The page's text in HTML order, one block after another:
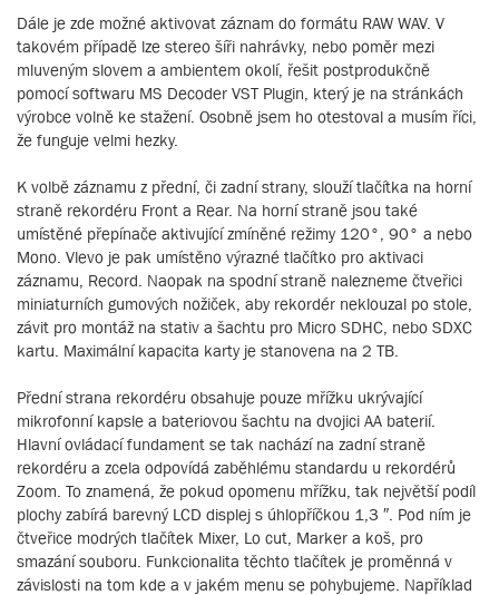
Dále je zde možné aktivovat záznam do formátu RAW WAV. V
takovém případě lze stereo šíři nahrávky, nebo poměr mezi
mluveným slovem a ambientem okolí, řešit postprodukčně
pomocí softwaru MS Decoder VST Plugin, který je na stránkách
výrobce volně ke stažení. Osobně jsem ho otestoval a musím říci,
že funguje velmi hezky.
K volbě záznamu z přední, či zadní strany, slouží tlačítka na horní
straně rekordéru Front a Rear. Na horní straně jsou také
umístěné přepínače aktivující zmíněné režimy 120°, 90° a nebo
Mono. Vlevo je pak umístěno výrazné tlačítko pro aktivaci
záznamu, Record. Naopak na spodní straně nalezneme čtveřici
miniaturních gumových nožiček, aby rekordér neklouzal po stole,
závit pro montáž na stativ a šachtu pro Micro SDHC, nebo SDXC
kartu. Maximální kapacita karty je stanovena na 2 TB.
Přední strana rekordéru obsahuje pouze mřížku ukrývající
mikrofonní kapsle a bateriovou šachtu na dvojici AA baterií.
Hlavní ovládací fundament se tak nachází na zadní straně
rekordéru a zcela odpovídá zaběhlému standardu u rekordérů
Zoom. To znamená, že pokud opomenu mřížku, tak největší podíl
plochy zabírá barevný LCD displej s úhlopříčkou 1,3 ″. Pod ním je
čtveřice modrých tlačítek Mixer, Lo cut, Marker a koš, pro
smazání souboru. Funkcionalita těchto tlačítek je proměnná v
závislosti na tom kde a v jakém menu se pohybujeme. Například